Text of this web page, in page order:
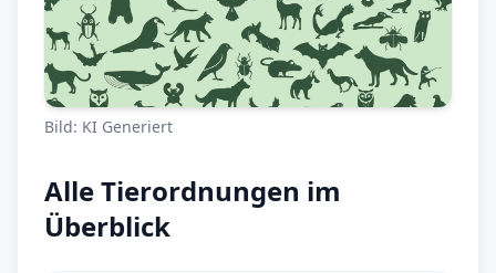
Bild: KI Generiert
Alle Tierordnungen im
Überblick